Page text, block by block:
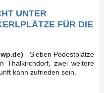
UNTER
FÜR DIE
- Sieben Podestplätze
Thalkirchdorf, zwei weitere
kann zufrieden sein.